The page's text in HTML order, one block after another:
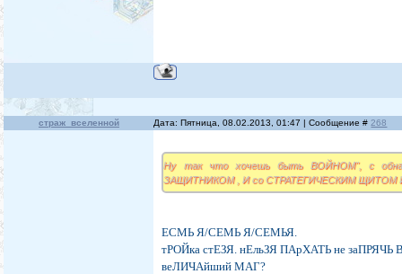
страж_вселенной Дата: Пятница, 08.02.2013, 01:47 | Сообщение #268
Ну так что хочешь быть ВОЙНОМ", c
ЗАЩИТНИКОМ , И со СТРАТЕГИЧЕСКИМ ЩИТОМ
ЕСМЬ Я/СЕМЬ Я/СЕМЬЯ.
тРОЙка стЕЗЯ. нЕльЗЯ ПАрХАТЬ не
веЛИЧАйший МАГ?